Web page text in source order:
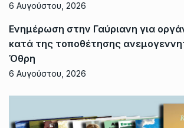
6 Αυγούστου, 2026
Ενημέρωση στην Γαύριανη για
κατά της τοποθέτησης
Όθρη
6 Αυγούστου, 2026